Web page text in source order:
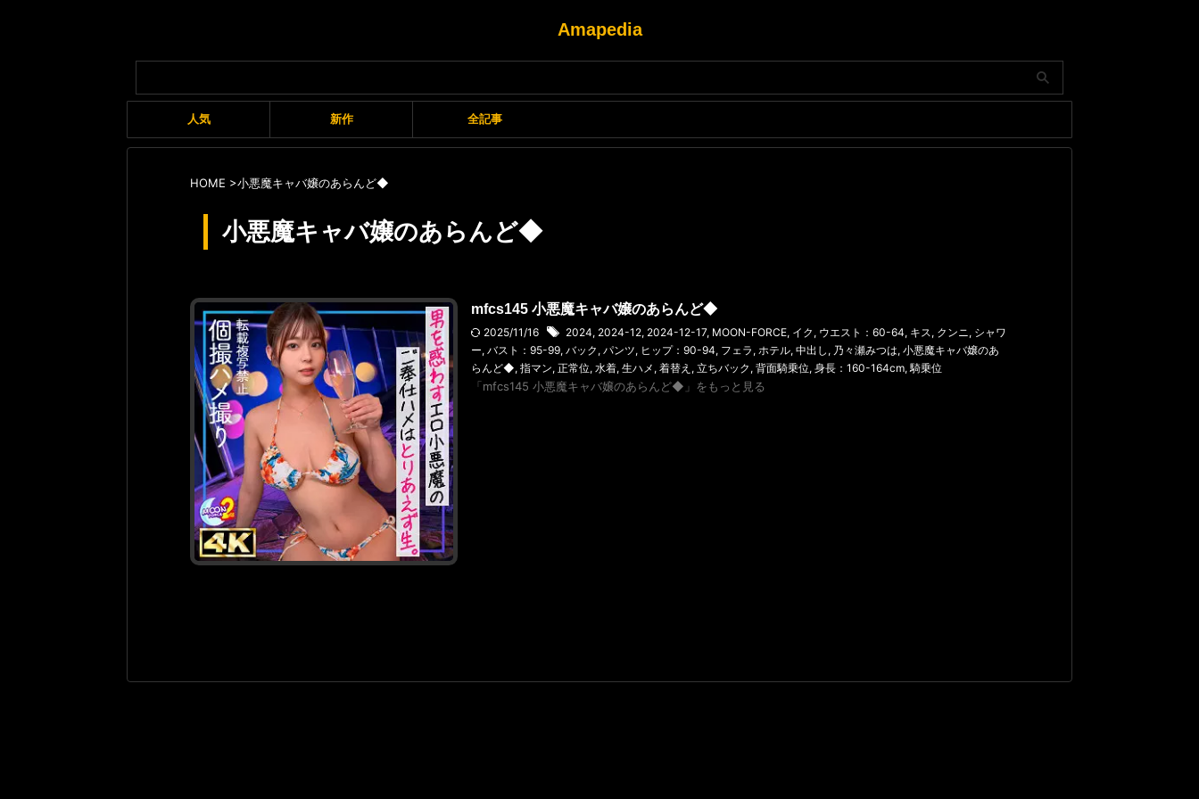
Amapedia
人気 新作 全記事
HOME >小悪魔キャバ嬢のあらんど◆
小悪魔キャバ嬢のあらんど◆
mfcs145 小悪魔キャバ嬢のあらんど◆
2025/11/16 2024, 2024-12, 2024-12-17, MOON-FORCE, イク , ウエスト：60-64, キス, クンニ, シャワ
ー, バスト：95-99, バック , パンツ, ヒップ：90-94, フェラ , ホテル, 中出し , 乃々瀬みつは, 小悪魔キャバ嬢のあ
らんど◆, 指マン, 正常位, 水着, 生ハメ , 着替え , 立ちバック , 背面騎乗位, 身長：160-164cm,騎乗位
「mfcs145 小悪魔キャバ嬢のあらんど◆」をもっと見る